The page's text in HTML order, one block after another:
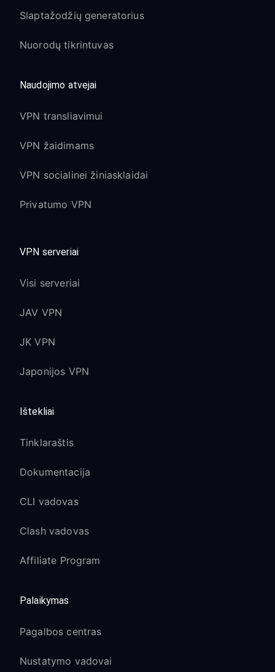
Slaptažodžių generatorius
Nuorodų tikrintuvas
Naudojimo atvejai
VPN transliavimui
VPN žaidimams
VPN socialinei žiniasklaidai
Privatumo VPN
VPN serveriai
Visi serveriai
JAV VPN
JK VPN
Japonijos VPN
Ištekliai
Tinklaraštis
Dokumentacija
CLI vadovas
Clash vadovas
Affiliate Program
Palaikymas
Pagalbos centras
Nustatymo vadovai